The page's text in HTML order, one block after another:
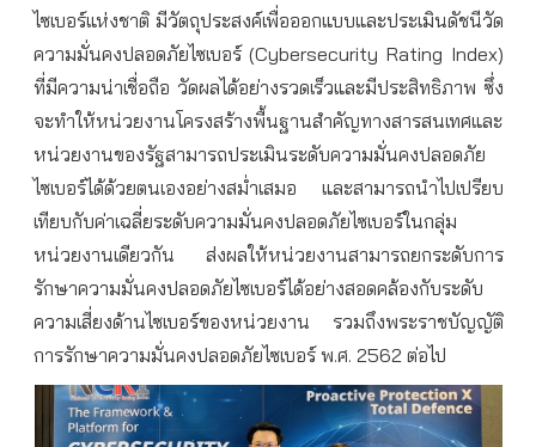
ไซเบอร์แห่งชาติ มีวัตถุประสงค์เพื่อออกแบบและประเมินดัชนีวัด
ความมั่นคงปลอดภัยไซเบอร์(Cybersecurity Rating Index)
ที่มีความน่าเชื่อถือ วัดผลได้อย่างรวดเร็วและมีประสิทธิภาพ ซึ่ง
จะทำให้หน่วยงานโครงสร้างพื้นฐานสำคัญทางสารสนเทศและ
หน่วยงานของรัฐสามารถประเมินระดับความมั่นคงปลอดภัย
ไซเบอร์ได้ด้วยตนเองอย่างสม่ำเสมอ
และสามารถนำไปเปรียบ
เทียบกับค่าเฉลี่ยระดับความมั่นคงปลอดภัยไซเบอร์ในกลุ่ม
หน่วยงานเดียวกัน
ส่งผลให้หน่วยงานสามารถยกระดับการ
รักษาความมั่นคงปลอดภัยไซเบอร์ได้อย่างสอดคล้องกับระดับ
ความเสี่ยงด้านไซเบอร์ของหน่วยงาน
รวมถึงพระราชบัญญัติ
การรักษาความมั่นคงปลอดภัยไซเบอร์ พ.ศ. 2562 ต่อไป